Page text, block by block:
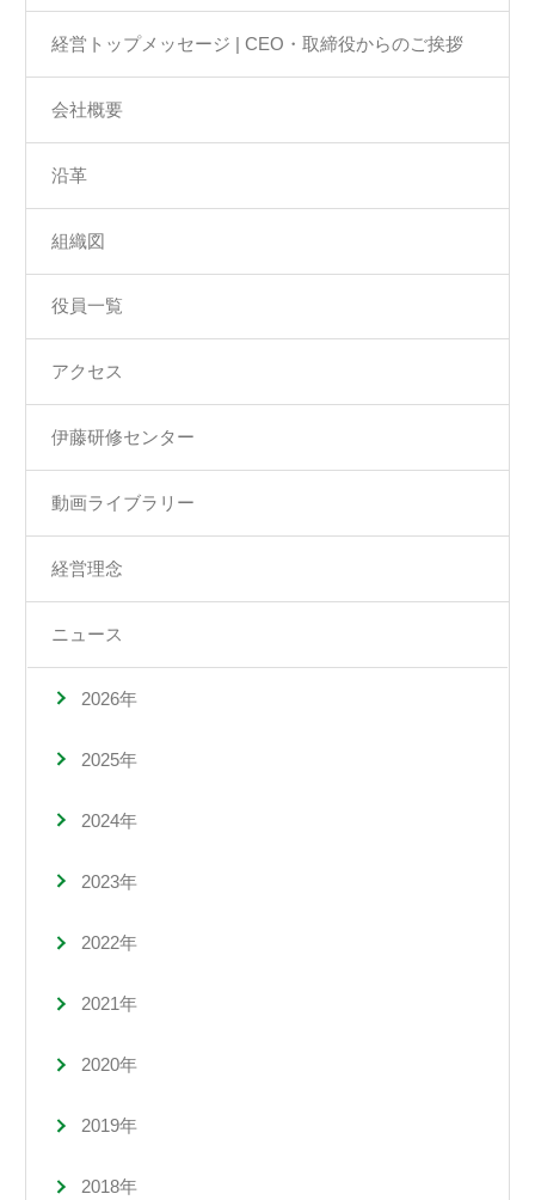
経営トップメッセージ | CEO・取締役からのご挨拶
会社概要
沿革
組織図
役員一覧
アクセス
伊藤研修センター
動画ライブラリー
経営理念
ニュース
2026年
2025年
2024年
2023年
2022年
2021年
2020年
2019年
2018年